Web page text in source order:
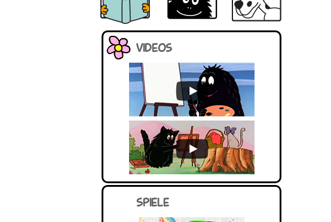
VIDEOS
SPIELE